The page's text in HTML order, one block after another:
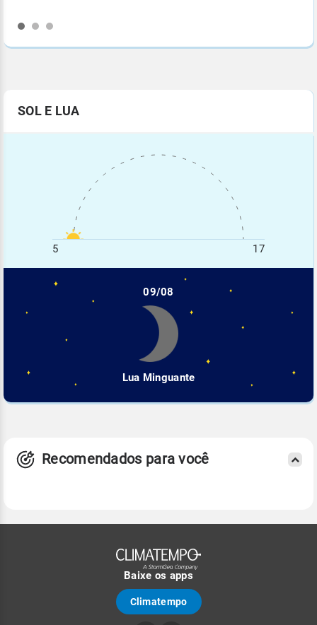
SOL E LUA
5 17
09/08
Lua Minguante
Recomendados para você
Baixe os apps
Climatempo